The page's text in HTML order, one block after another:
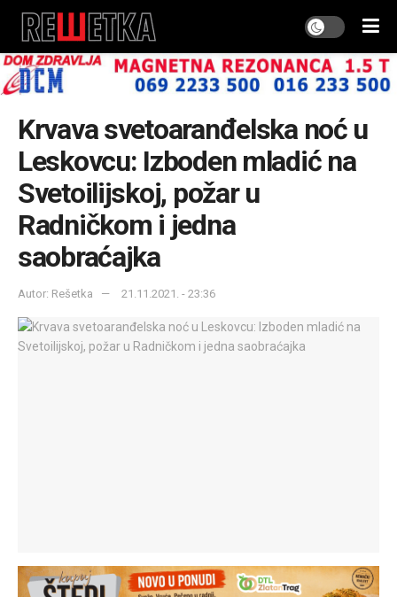
Krvava svetoaranđelska noć u
Leskovcu: Izboden mladić na
Svetoilijskoj, požar u
Radničkom i jedna
saobraćajka
Autor: Rešetka 21.11.2021. - 23:36